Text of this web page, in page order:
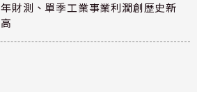
年財測、單季工業事業利潤創歷史新
高